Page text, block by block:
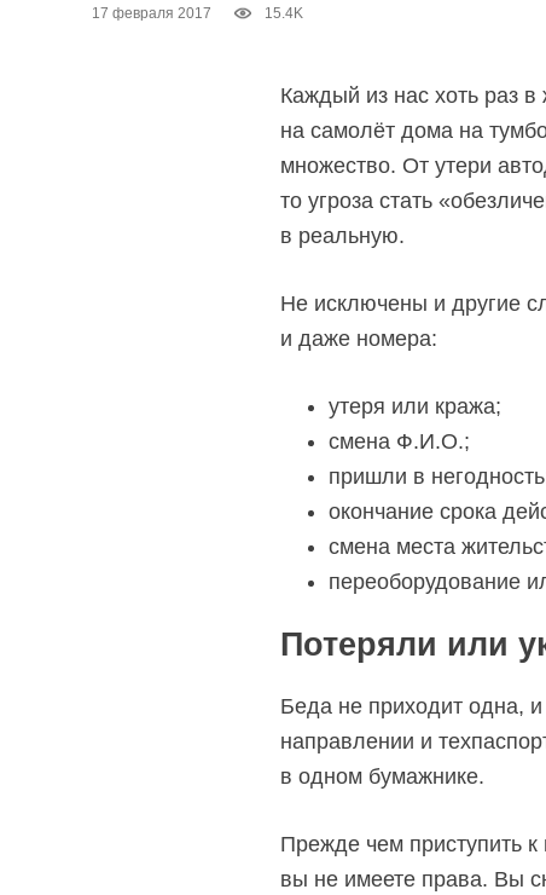
17 февраля 2017 15.4K
Каждый из нас хоть раз
на самолёт дома на
множество. От утери
то угроза стать
в реальную.
Не исключены и другие
и даже номера:
утеря или кража;
смена Ф.И.О.;
пришли в
окончание срока
смена места
переоборудование
Потеряли или
Беда не приходит одна,
направлении и
в одном бумажнике.
Прежде чем приступить к
вы не имеете права. Вы